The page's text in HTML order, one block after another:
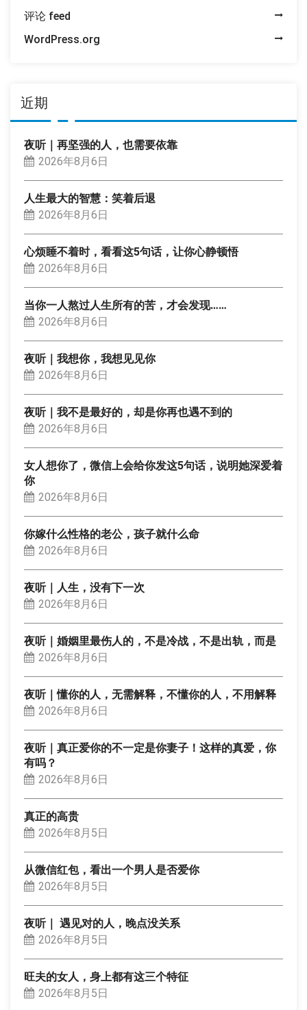
评论 feed
WordPress.org
近期
夜听｜再坚强的人，也需要依靠
2026年8月6日
人生最大的智慧：笑着后退
2026年8月6日
心烦睡不着时，看看这5句话，让你心静顿悟
2026年8月6日
当你一人熬过人生所有的苦，才会发现……
2026年8月6日
夜听｜我想你，我想见见你
2026年8月6日
夜听｜我不是最好的，却是你再也遇不到的
2026年8月6日
女人想你了，微信上会给你发这5句话，说明她深爱着
你
2026年8月6日
你嫁什么性格的老公，孩子就什么命
2026年8月6日
夜听｜人生，没有下一次
2026年8月6日
夜听｜婚姻里最伤人的，不是冷战，不是出轨，而是
2026年8月6日
夜听｜懂你的人，无需解释，不懂你的人，不用解释
2026年8月6日
夜听｜真正爱你的不一定是你妻子！这样的真爱，你
有吗？
2026年8月6日
真正的高贵
2026年8月5日
从微信红包，看出一个男人是否爱你
2026年8月5日
夜听｜ 遇见对的人，晚点没关系
2026年8月5日
旺夫的女人，身上都有这三个特征
2026年8月5日